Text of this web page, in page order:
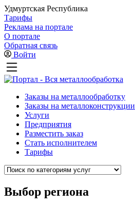
Удмуртская Республика
Тарифы
Реклама на портале
О портале
Обратная связь
Войти
Заказы на металлообработку
Заказы на металлоконструкции
Услуги
Предприятия
Разместить заказ
Стать исполнителем
Тарифы
Выбор региона